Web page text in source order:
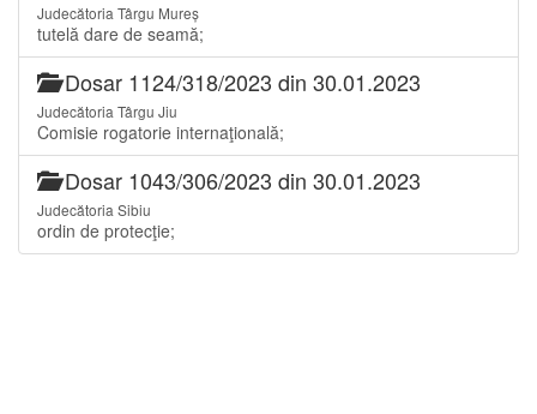
Judecătoria Târgu Mureș
tutelă dare de seamă;
Dosar 1124/318/2023 din 30.01.2023
Judecătoria Târgu Jiu
Comisie rogatorie internaţională;
Dosar 1043/306/2023 din 30.01.2023
Judecătoria Sibiu
ordin de protecţie;